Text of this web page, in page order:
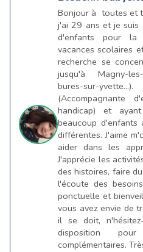
Bonjour à toutes et
j'ai 29 ans et je
d'enfants pour
vacances scolaires
recherche se
jusqu'à Magny-
bures-sur-
(Accompagnante
handicap) et
beaucoup d'enfants
différentes. J'aime
aider dans les
J'apprécie les
des histoires, faire
l'écoute des
ponctuelle et
vous avez envie de
il se doit,
disposition
complémentaires.